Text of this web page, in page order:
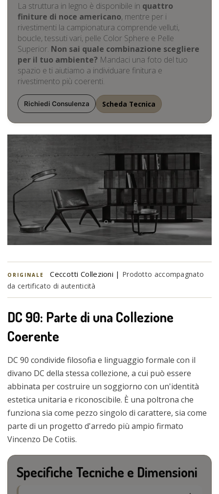
La struttura in legno è disponibile in quattro
finiture di noce americano, mentre per i
rivestimenti la campionatura comprende velluti,
boucle, tessuti vari, pelle Color Sphere e Pelle
Superior. Non sai quale combinazione scegliere
per il tuo ambiente? Mandaci una foto del tuo
spazio e ti aiutiamo a individuare finitura e
rivestimento più coerenti.
Richiedi Consulenza Scheda Tecnica
ORIGINALE Ceccotti Collezioni | Prodotto accompagnato
da certificato di autenticità
DC 90: Parte di una Collezione
Coerente
DC 90 condivide filosofia e linguaggio formale con il
divano DC della stessa collezione, a cui può essere
abbinata per costruire un soggiorno con un'identità
estetica unitaria e riconoscibile. È una poltrona che
funziona sia come pezzo singolo di carattere, sia come
parte di un progetto d'arredo più ampio firmato
Vincenzo De Cotiis.
Specifiche Tecniche e Dimensioni